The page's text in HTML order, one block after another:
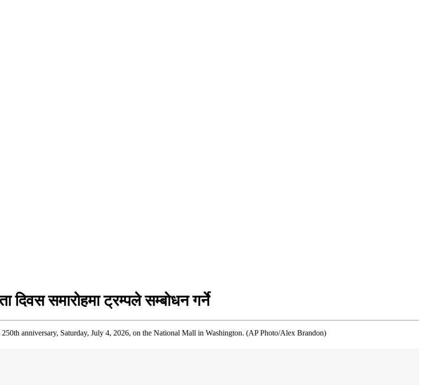
समारोहमा ट्रम्पले सम्बोधन गर्ने
anniversary, Saturday, July 4, 2026, on the National Mall in Washington. (AP Photo/Alex Brandon)